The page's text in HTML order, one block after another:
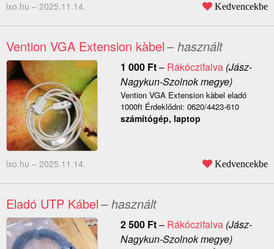
lxo.hu – 2025.11.14. Kedvencekbe
Vention VGA Extension kàbel– használt
1 000 Ft– Rákóczifalva(Jász-
Nagykun-Szolnok megye)
Vention VGA Extension kàbel eladó
1000ft Érdeklődni: 0620/4423-610
számítógép, laptop
lxo.hu – 2025.11.14. Kedvencekbe
Eladó UTP Kábel– használt
2 500 Ft– Rákóczifalva(Jász-
Nagykun-Szolnok megye)